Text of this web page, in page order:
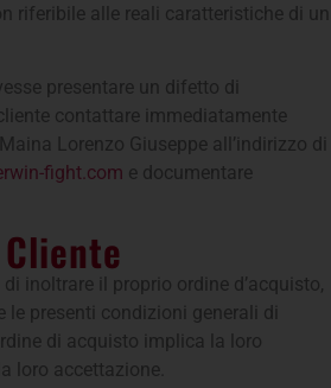
riferibile alle reali caratteristiche di un
presentare un difetto di
contattare immediatamente
Lorenzo Giuseppe all’indirizzo di
fight.com e documentare
di inoltrare il proprio ordine d’acquisto,
le presenti condizioni generali di
di acquisto implica la loro
loro accettazione.